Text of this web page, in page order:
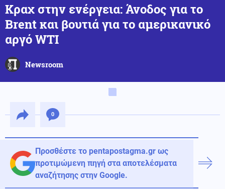
Κραχ στην ενέργεια: Άνοδος για το
Brent και βουτιά για το αμερικανικό
αργό WTI
Newsroom
0
Προσθέστε το pentapostagma.gr ως
προτιμώμενη πηγή στα αποτελέσματα
αναζήτησης στην Google.